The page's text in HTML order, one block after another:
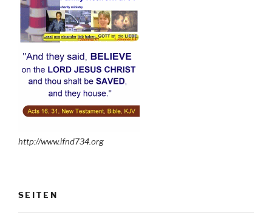
http://www.ifnd734.org
SEITEN